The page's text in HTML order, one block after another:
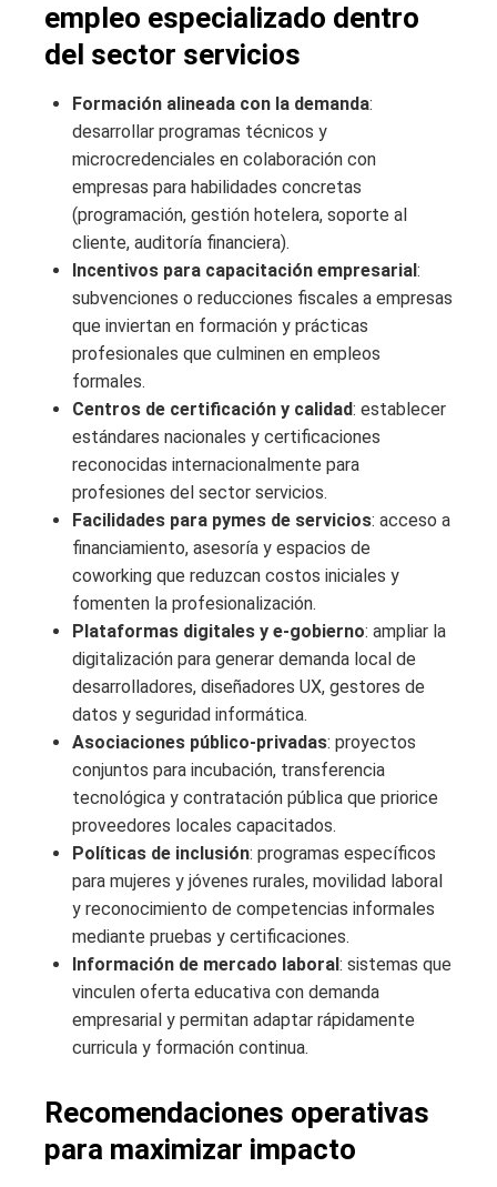
empleo especializado dentro
del sector servicios
Formación alineada con la demanda:
desarrollar programas técnicos y
microcredenciales en colaboración con
empresas para habilidades concretas
(programación, gestión hotelera, soporte al
cliente, auditoría financiera).
Incentivos para capacitación empresarial :
subvenciones o reducciones fiscales a empresas
que inviertan en formación y prácticas
profesionales que culminen en empleos
formales.
Centros de certificación y calidad: establecer
estándares nacionales y certificaciones
reconocidas internacionalmente para
profesiones del sector servicios.
Facilidades para pymes de servicios: acceso a
financiamiento, asesoría y espacios de
coworking que reduzcan costos iniciales y
fomenten la profesionalización.
Plataformas digitales y e-gobierno: ampliar la
digitalización para generar demanda local de
desarrolladores, diseñadores UX, gestores de
datos y seguridad informática.
Asociaciones público-privadas: proyectos
conjuntos para incubación, transferencia
tecnológica y contratación pública que priorice
proveedores locales capacitados.
Políticas de inclusión: programas específicos
para mujeres y jóvenes rurales, movilidad laboral
y reconocimiento de competencias informales
mediante pruebas y certificaciones.
Información de mercado laboral : sistemas que
vinculen oferta educativa con demanda
empresarial y permitan adaptar rápidamente
curricula y formación continua.
Recomendaciones operativas
para maximizar impacto